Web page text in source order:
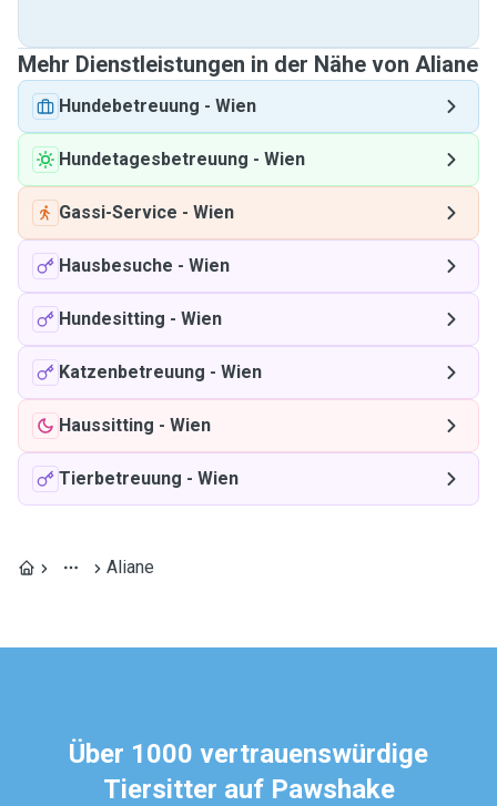
Mehr Dienstleistungen in der Nähe von Aliane
Hundebetreuung - Wien
Hundetagesbetreuung - Wien
Gassi-Service - Wien
Hausbesuche - Wien
Hundesitting - Wien
Katzenbetreuung - Wien
Haussitting - Wien
Tierbetreuung - Wien
Aliane
Über 1000 vertrauenswürdige
Tiersitter auf Pawshake